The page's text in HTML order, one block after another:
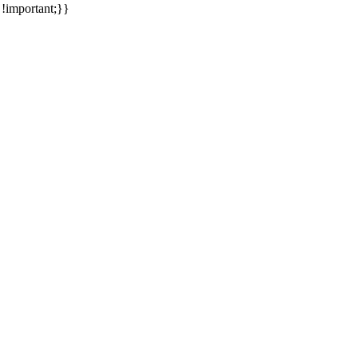
!important;}}